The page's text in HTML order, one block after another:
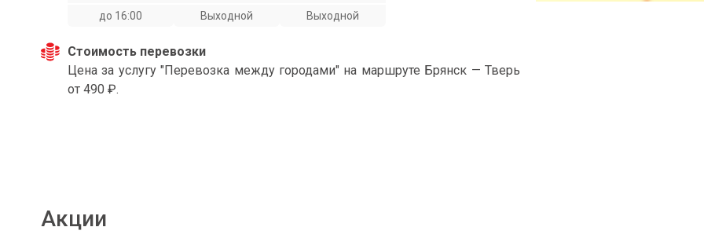
до 16:00
Выходной
Выходной
Стоимость перевозки
Цена за услугу "Перевозка между городами" на маршруте Брянск — Тверь
от 490 ₽.
Акции